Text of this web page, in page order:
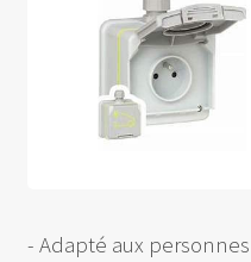
- Adapté aux